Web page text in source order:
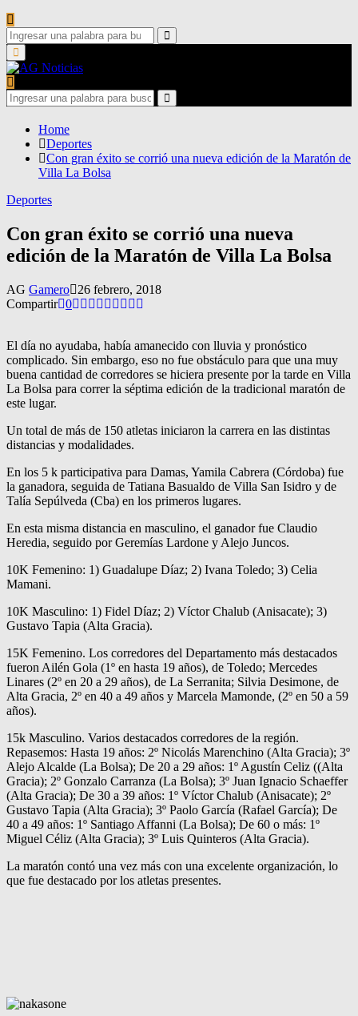
Search
for:
Search
Primary
Menu
Search
for:
Search
Home
Deportes
Con gran éxito se corrió una nueva edición de la Maratón de
Villa La Bolsa
Deportes
Con gran éxito se corrió una nueva
edición de la Maratón de Villa La Bolsa
AG Gamero
26 febrero, 2018
Compartir 0
El día no ayudaba, había amanecido con lluvia y pronóstico
complicado. Sin embargo, eso no fue obstáculo para que una muy
buena cantidad de corredores se hiciera presente por la tarde en Villa
La Bolsa para correr la séptima edición de la tradicional maratón de
este lugar.
Un total de más de 150 atletas iniciaron la carrera en las distintas
distancias y modalidades.
En los 5 k participativa para Damas, Yamila Cabrera (Córdoba) fue
la ganadora, seguida de Tatiana Basualdo de Villa San Isidro y de
Talía Sepúlveda (Cba) en los primeros lugares.
En esta misma distancia en masculino, el ganador fue Claudio
Heredia, seguido por Geremías Lardone y Alejo Juncos.
10K Femenino: 1) Guadalupe Díaz; 2) Ivana Toledo; 3) Celia
Mamani.
10K Masculino: 1) Fidel Díaz; 2) Víctor Chalub (Anisacate); 3)
Gustavo Tapia (Alta Gracia).
15K Femenino. Los corredores del Departamento más destacados
fueron Ailén Gola (1º en hasta 19 años), de Toledo; Mercedes
Linares (2º en 20 a 29 años), de La Serranita; Silvia Desimone, de
Alta Gracia, 2º en 40 a 49 años y Marcela Mamonde, (2º en 50 a 59
años).
15k Masculino. Varios destacados corredores de la región.
Repasemos: Hasta 19 años: 2º Nicolás Marenchino (Alta Gracia); 3º
Alejo Alcalde (La Bolsa); De 20 a 29 años: 1º Agustín Celiz ((Alta
Gracia); 2º Gonzalo Carranza (La Bolsa); 3º Juan Ignacio Schaeffer
(Alta Gracia); De 30 a 39 años: 1º Víctor Chalub (Anisacate); 2º
Gustavo Tapia (Alta Gracia); 3º Paolo García (Rafael García); De
40 a 49 años: 1º Santiago Affanni (La Bolsa); De 60 o más: 1º
Miguel Céliz (Alta Gracia); 3º Luis Quinteros (Alta Gracia).
La maratón contó una vez más con una excelente organización, lo
que fue destacado por los atletas presentes.